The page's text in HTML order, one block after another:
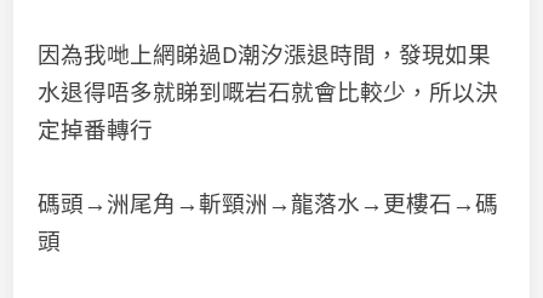
因為我哋上網睇過D潮汐漲退時間，發現如果
水退得唔多就睇到嘅岩石就會比較少，所以決
定掉番轉行
碼頭→洲尾角→斬頸洲→龍落水→更樓石→碼
頭